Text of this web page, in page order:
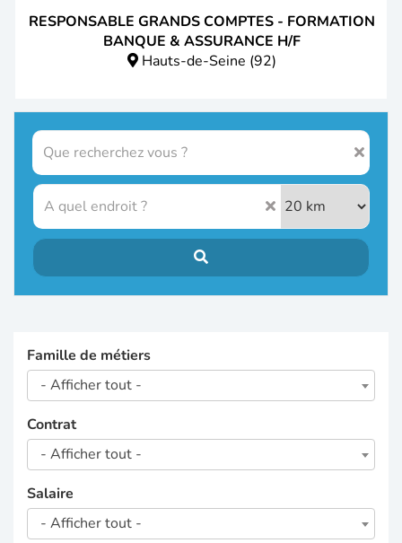
RESPONSABLE GRANDS COMPTES - FORMATION
BANQUE & ASSURANCE H/F
Hauts-de-Seine (92)
Famille de métiers
- Afficher tout -
Contrat
- Afficher tout -
Salaire
- Afficher tout -